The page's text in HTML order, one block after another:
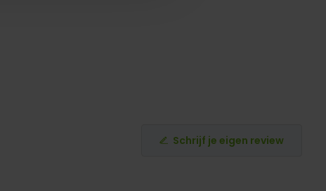
Schrijf je eigen review